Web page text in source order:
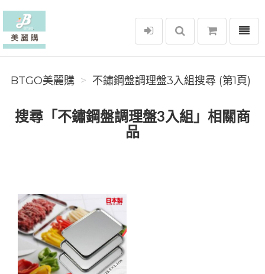
BTGO美麗購
選單
BTGO美麗購 不鏽鋼盤調理盤3入組搜尋 (第1頁)
搜尋「不鏽鋼盤調理盤3入組」相關商
品